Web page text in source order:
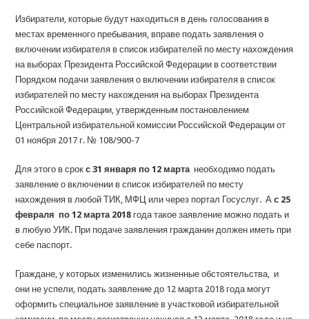
Избиратели, которые будут находиться в день голосования в
местах временного пребывания, вправе подать заявления о
включении избирателя в список избирателей по месту нахождения
на выборах Президента Российской Федерации в соответствии
Порядком подачи заявления о включении избирателя в список
избирателей по месту нахождения на выборах Президента
Российской Федерации, утвержденным постановлением
Центральной избирательной комиссии Российской Федерации от
01 ноября 2017 г. № 108/900-7
Для этого в срокс 31 января по 12 мартанеобходимо подать
заявление о включении в список избирателей по месту
нахождения в любой ТИК, МФЦ или через портал Госуслуг. Ас 25
февраля по 12 марта 2018 года такое заявление можно подать и
в любую УИК. При подаче заявления гражданин должен иметь при
себе паспорт.
Граждане, у которых изменились жизненные обстоятельства, и
они не успели, подать заявление до 12 марта 2018 года могут
оформить специальное заявление в участковой избирательной